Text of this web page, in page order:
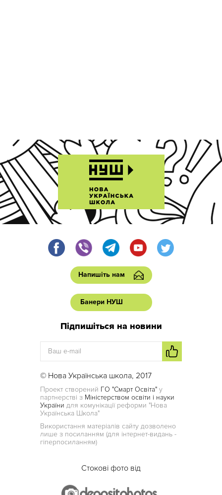
Напишіть нам
Банери НУШ
Підпишіться на новини
© Нова Українська школа, 2017
Проект створений ГО "Смарт Освіта" у
партнерстві з Міністерством освіти і науки
України для комунікації реформи "Нова
Українська Школа"
Використання матеріалів сайту дозволено
лише з посиланням (для інтернет-видань -
гіперпосиланням)
Стокові фото від